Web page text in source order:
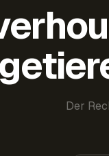
Der